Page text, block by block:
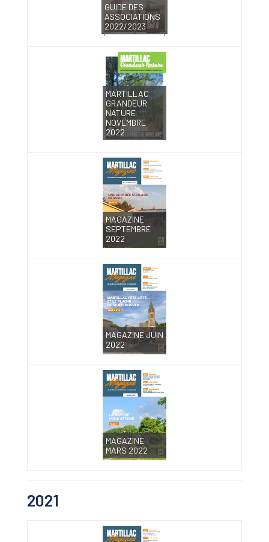
GUIDE DES
ASSOCIATIONS
2022/2023
MARTILLAC
GRANDEUR
NATURE
NOVEMBRE
2022
MAGAZINE
SEPTEMBRE
2022
MAGAZINE JUIN
2022
MAGAZINE
MARS 2022
2021